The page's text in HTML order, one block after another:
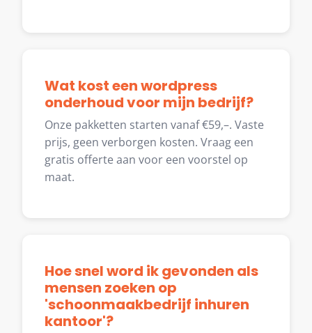
Wat kost een wordpress
onderhoud voor mijn bedrijf?
Onze pakketten starten vanaf €59,–. Vaste
prijs, geen verborgen kosten. Vraag een
gratis offerte aan voor een voorstel op
maat.
Hoe snel word ik gevonden als
mensen zoeken op
'schoonmaakbedrijf inhuren
kantoor'?